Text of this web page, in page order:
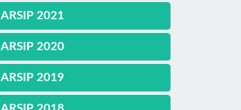
ARSIP 2021
ARSIP 2020
ARSIP 2019